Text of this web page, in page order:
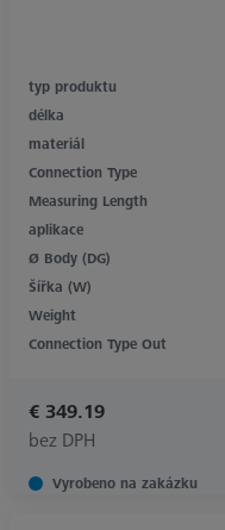
typ produktu
délka
materiál
Connection Type
Measuring Length
aplikace
Ø Body (DG)
Šířka (W)
Weight
Connection Type Out
€ 349.19
bez DPH
Vyrobeno na zakázku